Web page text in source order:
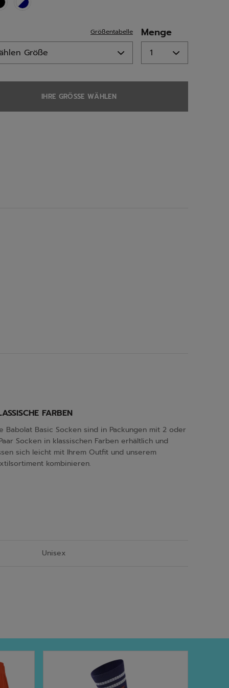
Größentabelle Menge
IHRE GRÖSSE WÄHLEN
FARBEN
Babolat Basic Socken sind in Packungen mit 2 oder
Socken in klassischen Farben erhältlich und
sich leicht mit Ihrem Outfit und unserem
kombinieren.
Unisex